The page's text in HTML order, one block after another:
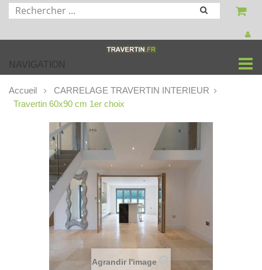
NAVIGATION
Accueil
CARRELAGE TRAVERTIN INTERIEUR
Travertin 60x90 cm 1er choix
Agrandir l'image